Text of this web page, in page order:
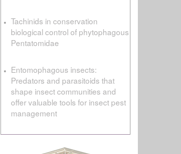
Tachinids in conservation
biological control of phytophagous
Pentatomidae
Entomophagous insects:
Predators and parasitoids that
shape insect communities and
offer valuable tools for insect pest
management